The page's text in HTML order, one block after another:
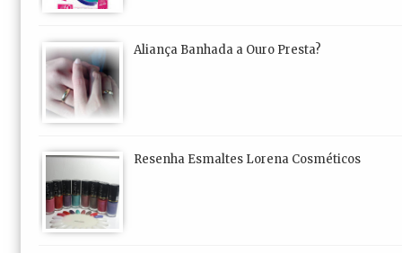
Aliança Banhada a Ouro Presta?
Resenha Esmaltes Lorena Cosméticos